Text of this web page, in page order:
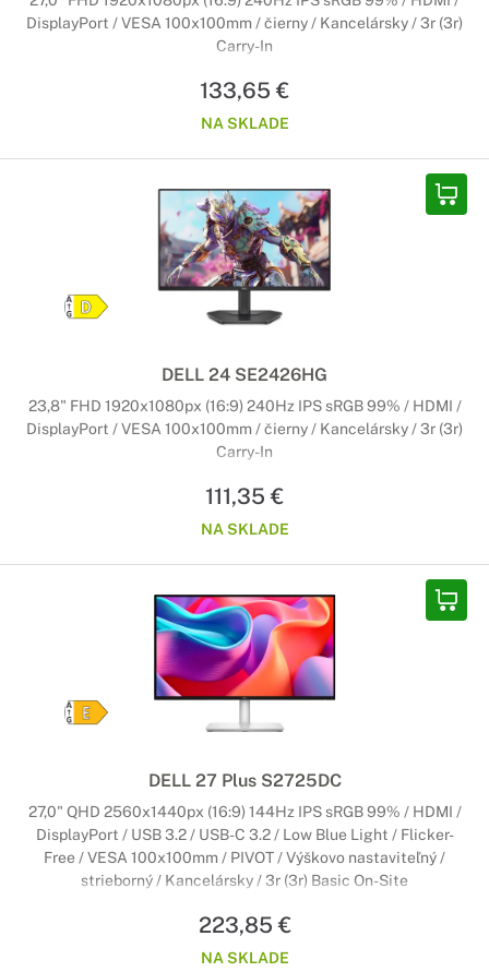
DisplayPort / VESA 100x100mm / čierny / Kancelársky / 3r (3r)
Carry-In
133,65 €
NA SKLADE
DELL 24 SE2426HG
23,8" FHD 1920x1080px (16:9) 240Hz IPS sRGB 99% / HDMI /
DisplayPort / VESA 100x100mm / čierny / Kancelársky / 3r (3r)
Carry-In
111,35 €
NA SKLADE
DELL 27 Plus S2725DC
27,0" QHD 2560x1440px (16:9) 144Hz IPS sRGB 99% / HDMI /
DisplayPort / USB 3.2 / USB-C 3.2 / Low Blue Light / Flicker-
Free / VESA 100x100mm / PIVOT / Výškovo nastaviteľný /
strieborný / Kancelársky / 3r (3r) Basic On-Site
223,85 €
NA SKLADE